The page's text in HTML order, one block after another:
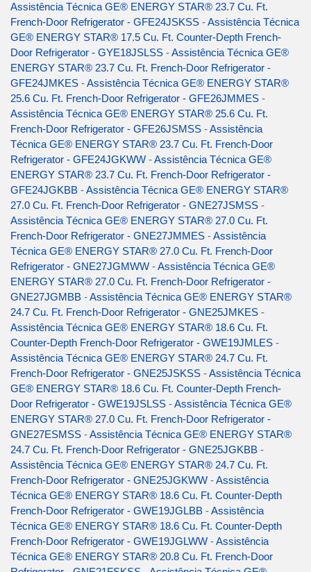
Assistência Técnica GE® ENERGY STAR® 23.7 Cu. Ft.
French-Door Refrigerator - GFE24JSKSS -Assistência Técnica
GE® ENERGY STAR® 17.5 Cu. Ft. Counter-Depth French-
Door Refrigerator - GYE18JSLSS -Assistência Técnica GE®
ENERGY STAR® 23.7 Cu. Ft. French-Door Refrigerator -
GFE24JMKES -Assistência Técnica GE® ENERGY STAR®
25.6 Cu. Ft. French-Door Refrigerator - GFE26JMMES -
Assistência Técnica GE® ENERGY STAR® 25.6 Cu. Ft.
French-Door Refrigerator - GFE26JSMSS -Assistência
Técnica GE® ENERGY STAR® 23.7 Cu. Ft. French-Door
Refrigerator - GFE24JGKWW -Assistência Técnica GE®
ENERGY STAR® 23.7 Cu. Ft. French-Door Refrigerator -
GFE24JGKBB -Assistência Técnica GE® ENERGY STAR®
27.0 Cu. Ft. French-Door Refrigerator - GNE27JSMSS -
Assistência Técnica GE® ENERGY STAR® 27.0 Cu. Ft.
French-Door Refrigerator - GNE27JMMES -Assistência
Técnica GE® ENERGY STAR® 27.0 Cu. Ft. French-Door
Refrigerator - GNE27JGMWW -Assistência Técnica GE®
ENERGY STAR® 27.0 Cu. Ft. French-Door Refrigerator -
GNE27JGMBB -Assistência Técnica GE® ENERGY STAR®
24.7 Cu. Ft. French-Door Refrigerator - GNE25JMKES -
Assistência Técnica GE® ENERGY STAR® 18.6 Cu. Ft.
Counter-Depth French-Door Refrigerator - GWE19JMLES -
Assistência Técnica GE® ENERGY STAR® 24.7 Cu. Ft.
French-Door Refrigerator - GNE25JSKSS -Assistência Técnica
GE® ENERGY STAR® 18.6 Cu. Ft. Counter-Depth French-
Door Refrigerator - GWE19JSLSS -Assistência Técnica GE®
ENERGY STAR® 27.0 Cu. Ft. French-Door Refrigerator -
GNE27ESMSS -Assistência Técnica GE® ENERGY STAR®
24.7 Cu. Ft. French-Door Refrigerator - GNE25JGKBB -
Assistência Técnica GE® ENERGY STAR® 24.7 Cu. Ft.
French-Door Refrigerator - GNE25JGKWW -Assistência
Técnica GE® ENERGY STAR® 18.6 Cu. Ft. Counter-Depth
French-Door Refrigerator - GWE19JGLBB -Assistência
Técnica GE® ENERGY STAR® 18.6 Cu. Ft. Counter-Depth
French-Door Refrigerator - GWE19JGLWW -Assistência
Técnica GE® ENERGY STAR® 20.8 Cu. Ft. French-Door